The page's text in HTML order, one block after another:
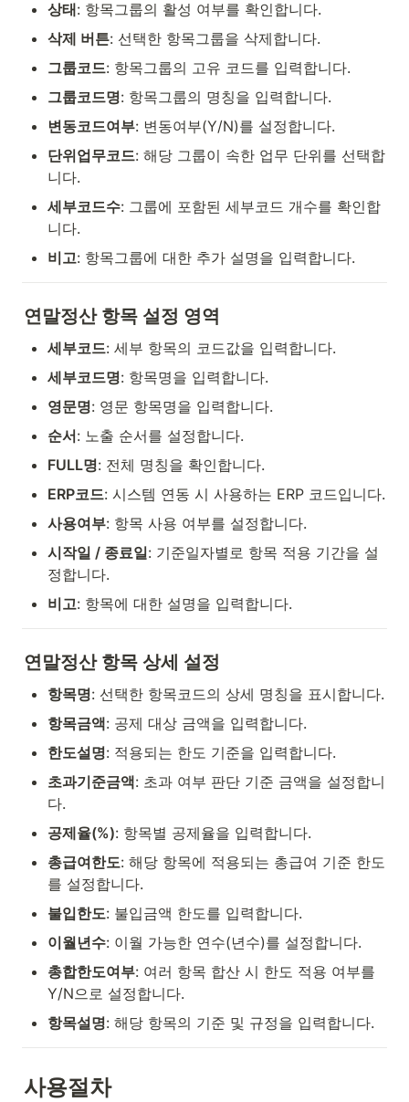
상태: 항목그룹의 활성 여부를 확인합니다.
삭제 버튼: 선택한 항목그룹을 삭제합니다.
그룹코드: 항목그룹의 고유 코드를 입력합니다.
그룹코드명: 항목그룹의 명칭을 입력합니다.
변동코드여부: 변동여부(Y/N)를 설정합니다.
단위업무코드: 해당 그룹이 속한 업무 단위를 선택합
니다.
세부코드수: 그룹에 포함된 세부코드 개수를 확인합
니다.
비고: 항목그룹에 대한 추가 설명을 입력합니다.
연말정산 항목 설정 영역
세부코드: 세부 항목의 코드값을 입력합니다.
세부코드명: 항목명을 입력합니다.
영문명: 영문 항목명을 입력합니다.
순서: 노출 순서를 설정합니다.
FULL명: 전체 명칭을 확인합니다.
ERP코드: 시스템 연동 시 사용하는 ERP 코드입니다.
사용여부: 항목 사용 여부를 설정합니다.
시작일 / 종료일: 기준일자별로 항목 적용 기간을 설
정합니다.
비고: 항목에 대한 설명을 입력합니다.
연말정산 항목 상세 설정
항목명: 선택한 항목코드의 상세 명칭을 표시합니다.
항목금액: 공제 대상 금액을 입력합니다.
한도설명: 적용되는 한도 기준을 입력합니다.
초과기준금액: 초과 여부 판단 기준 금액을 설정합니
다.
공제율(%): 항목별 공제율을 입력합니다.
총급여한도: 해당 항목에 적용되는 총급여 기준 한도
를 설정합니다.
불입한도: 불입금액 한도를 입력합니다.
이월년수: 이월 가능한 연수(년수)를 설정합니다.
총합한도여부: 여러 항목 합산 시 한도 적용 여부를
Y/N으로 설정합니다.
항목설명: 해당 항목의 기준 및 규정을 입력합니다.
사용절차